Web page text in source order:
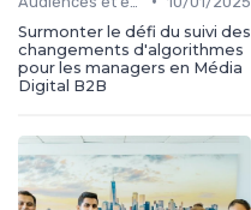
Surmonter le défi du suivi des
changements d'algorithmes
pour les managers en Média
Digital B2B